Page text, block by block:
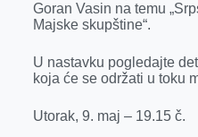
Goran Vasin na temu
Majske skupštine“.
U nastavku pogledajte
koja će se održati u toku
Utorak, 9. maj – 19.15 č.